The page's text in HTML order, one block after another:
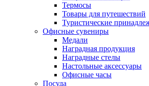
Термосы
Товары для путешествий
Туристические
Офисные сувениры
Медали
Наградная продукция
Наградные стелы
Настольные аксессуары
Офисные часы
Посуда